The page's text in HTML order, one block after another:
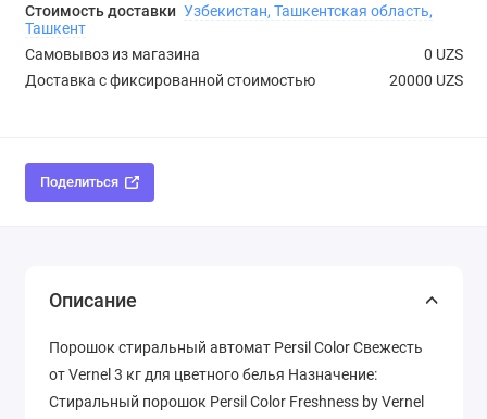
Стоимость доставки Узбекистан, Ташкентская область,
Ташкент
Самовывоз из магазина
0 UZS
Доставка с фиксированной стоимостью
20000 UZS
Поделиться
Описание
Порошок стиральный автомат Persil Color Свежесть
от Vernel 3 кг для цветного белья Назначение:
Стиральный порошок Persil Color Freshness by Vernel